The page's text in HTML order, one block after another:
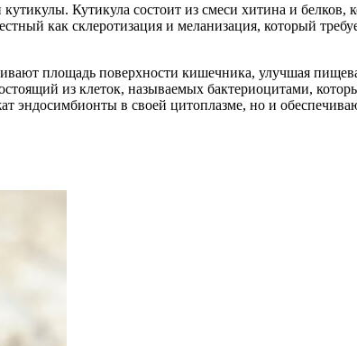
Кутикула состоит из смеси хитина и белков,
как склеротизация и меланизация, который
площадь поверхности кишечника, улучшая
из клеток, называемых бактериоцитами,
эндосимбионты в своей цитоплазме, но и